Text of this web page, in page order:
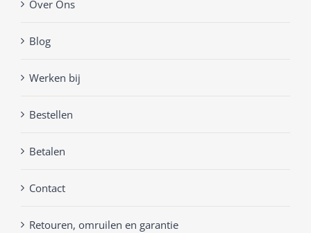
Over Ons
Blog
Werken bij
Bestellen
Betalen
Contact
Retouren, omruilen en garantie